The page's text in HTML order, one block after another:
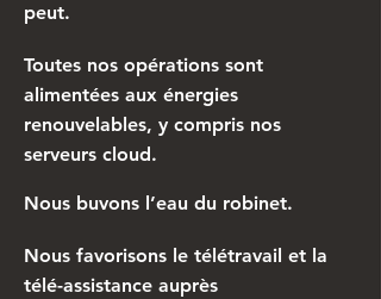
peut.
Toutes nos opérations sont
alimentées aux énergies
renouvelables, y compris nos
serveurs cloud.
Nous buvons l’eau du robinet.
Nous favorisons le télétravail et la
télé-assistance auprès